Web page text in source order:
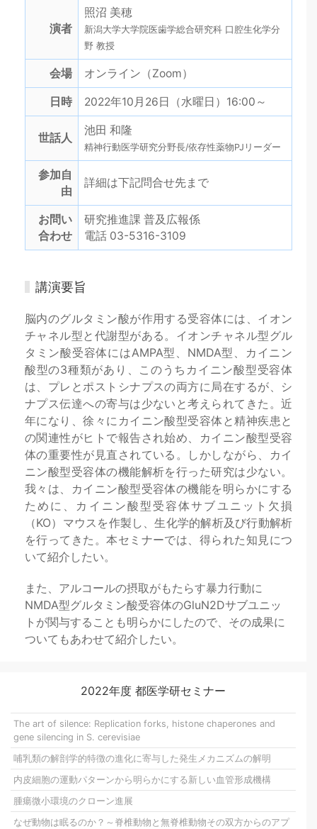
演者
照沼 美穂
新潟大学大学院医歯学総合研究科 口腔生化学分
野 教授
会場 オンライン（Zoom）
日時 2022年10月26日（水曜日）16:00～
世話人
池田 和隆
精神行動医学研究分野長/依存性薬物PJリーダー
参加自
由
詳細は下記問合せ先まで
お問い
合わせ
研究推進課 普及広報係
電話 03-5316-3109
講演要旨
脳内のグルタミン酸が作用する受容体には、イオン
チャネル型と代謝型がある。イオンチャネル型グル
タミン酸受容体にはAMPA型、NMDA型、カイニン
酸型の3種類があり、このうちカイニン酸型受容体
は、プレとポストシナプスの両方に局在するが、シ
ナプス伝達への寄与は少ないと考えられてきた。近
年になり、徐々にカイニン酸型受容体と精神疾患と
の関連性がヒトで報告され始め、カイニン酸型受容
体の重要性が見直されている。しかしながら、カイ
ニン酸型受容体の機能解析を行った研究は少ない。
我々は、カイニン酸型受容体の機能を明らかにする
ために、カイニン酸型受容体サブユニット欠損
（KO）マウスを作製し、生化学的解析及び行動解析
を行ってきた。本セミナーでは、得られた知見につ
いて紹介したい。
また、アルコールの摂取がもたらす暴力行動に
NMDA型グルタミン酸受容体のGluN2Dサブユニッ
トが関与することも明らかにしたので、その成果に
ついてもあわせて紹介したい。
2022年度 都医学研セミナー
The art of silence: Replication forks, histone chaperones and
gene silencing in S. cerevisiae
哺乳類の解剖学的特徴の進化に寄与した発生メカニズムの解明
内皮細胞の運動パターンから明らかにする新しい血管形成機構
腫瘍微小環境のクローン進展
なぜ動物は眠るのか？～脊椎動物と無脊椎動物その双方からのアプ